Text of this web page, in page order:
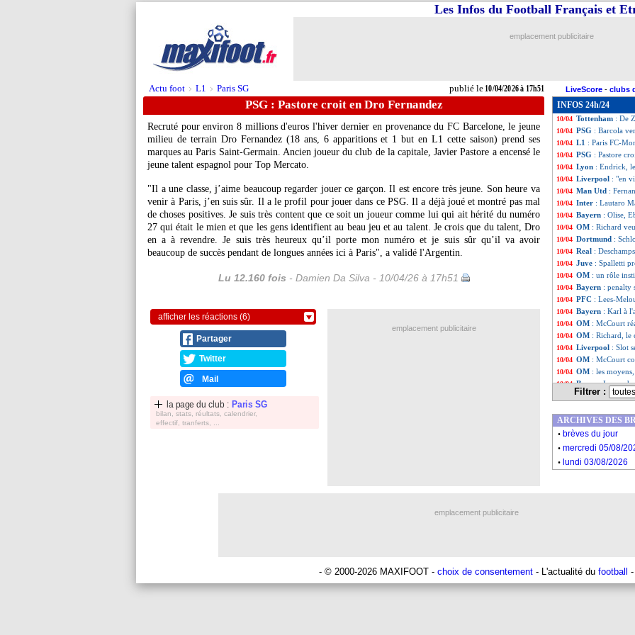
Actu foot > L1 > Paris SG publié le10/04/2026 à 17h51
Les Infos du Football Français et
emplacement publicitaire
LiveScore - clubs
PSG : Pastore croit en Dro Fernandez
Recruté pour environ 8 millions d'euros l'hiver dernier en provenance du FC Barcelone, le jeune
milieu de terrain Dro Fernandez (18 ans, 6 apparitions et 1 but en L1 cette saison) prend ses
marques au Paris Saint-Germain. Ancien joueur du club de la capitale, Javier Pastore a encensé le
jeune talent espagnol pour Top Mercato.
"Il a une classe, j’aime beaucoup regarder jouer ce garçon. Il est encore très jeune. Son heure va
venir à Paris, j’en suis sûr. Il a le profil pour jouer dans ce PSG. Il a déjà joué et montré pas mal
de choses positives. Je suis très content que ce soit un joueur comme lui qui ait hérité du numéro
27 qui était le mien et que les gens identifient au beau jeu et au talent. Je crois que du talent, Dro
en a à revendre. Je suis très heureux qu’il porte mon numéro et je suis sûr qu’il va avoir
beaucoup de succès pendant de longues années ici à Paris", a validé l'Argentin.
Lu 12.160 fois - Damien Da Silva - 10/04/26 à 17h51
afficher les réactions (6)
Partager
Twitter
Mail
la page du club : Paris SG
bilan, stats, réultats, calendrier,
effectif, tranferts, ...
INFOS 24h/24
10/04 PHOTO: la
10/04 VIDEO
10/04 PSG: Luis
10/04 Atletico: la
10/04 Tottenham : De
10/04 PSG : Barcola
10/04 L1 : Paris FC-
10/04 PSG : Pastore
10/04 Lyon : Endrick,
10/04 Liverpool : "en
10/04 Man Utd :
10/04 Inter : Lautaro
10/04 Bayern : Olise,
10/04 OM : Richard
10/04 Dortmund :
10/04 Real :
10/04 Juve : Spalletti
10/04 OM : un rôle
10/04 Bayern : penalty
10/04 PFC : Lees-
10/04 Bayern : Karl à
10/04 OM : McCourt
10/04 OM : Richard, le
10/04 Liverpool : Slot
10/04 OM : McCourt
10/04 OM : les
10/04 Barça:
OM: les
10/04 OM: Richard
10/04 PSG: Ruiz trop
Coeff. UEFA : la
10/04 Chelsea: Enzo
Filtrer :
emplacement publicitaire
ARCHIVES DES
. brèves du jour
. mercredi 05/08/
. lundi 03/08/2026
emplacement publicitaire
- © 2000-2026 MAXIFOOT - choix de consentement - L'actualité du football -